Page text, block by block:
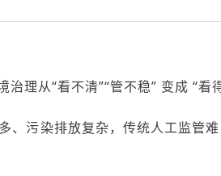
治理从“看不清”“管不稳” 变成 “看
、污染排放复杂，传统人工监管